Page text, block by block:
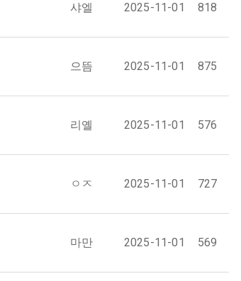
샤엘 2025-11-01 818
으뜸 2025-11-01 875
리옐 2025-11-01 576
ㅇㅈ 2025-11-01 727
마만 2025-11-01 569